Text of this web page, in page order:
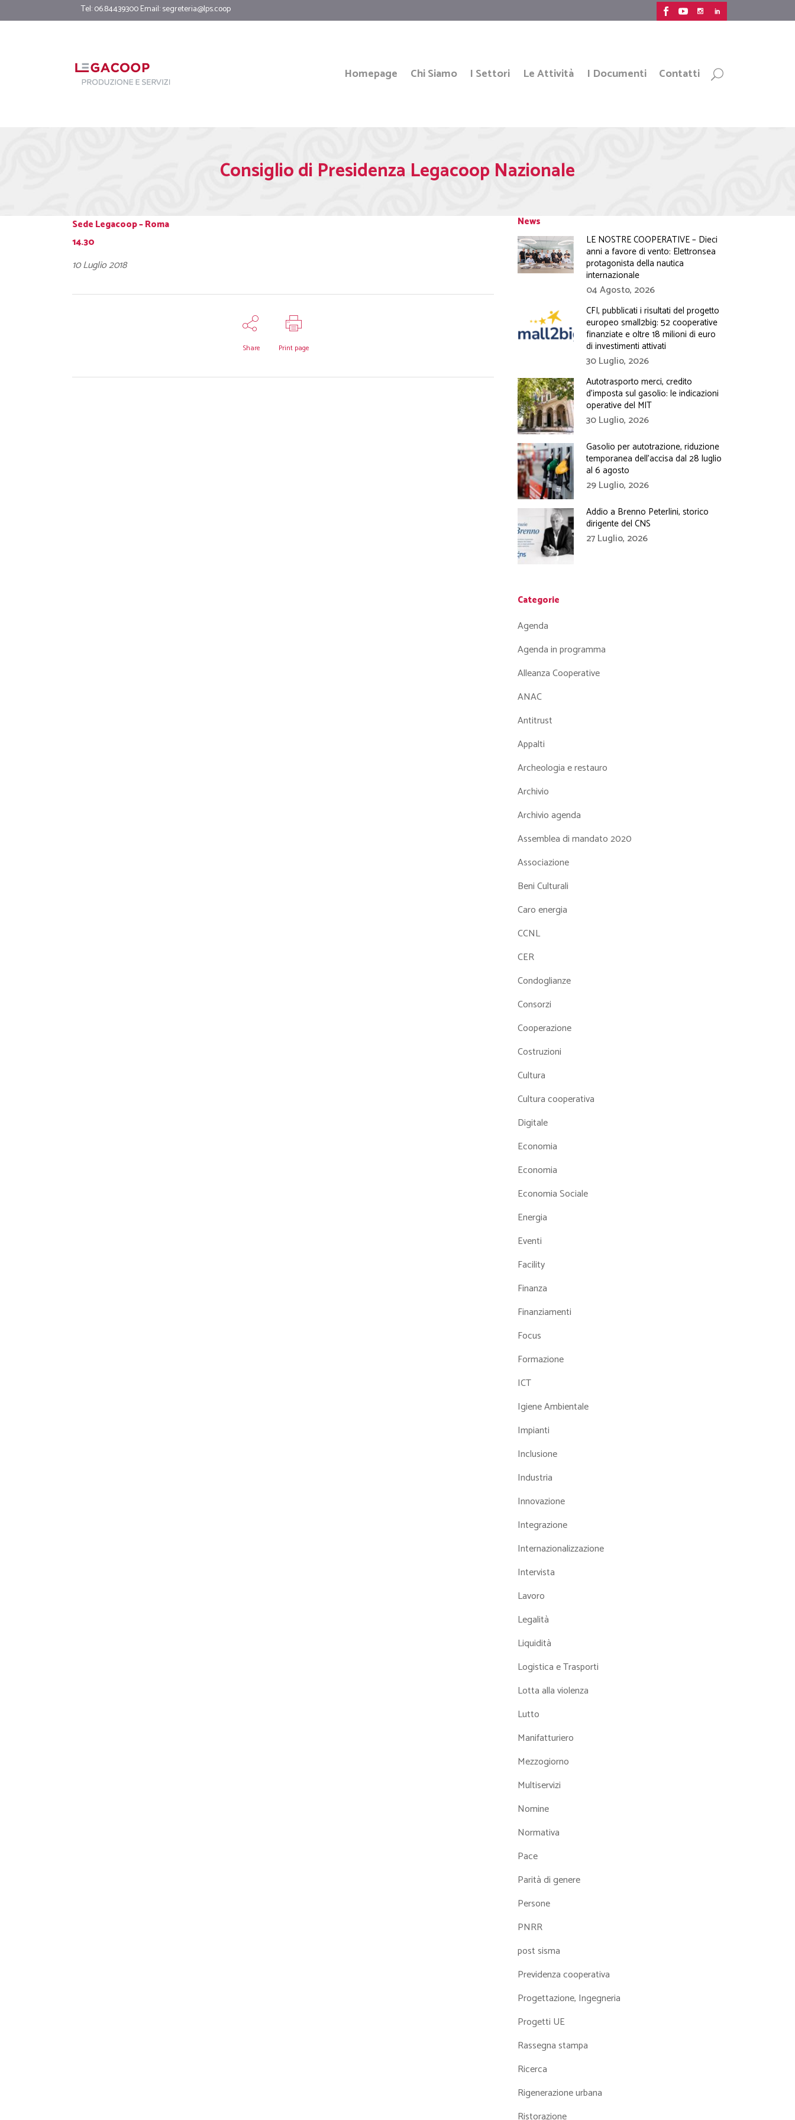
Tel: 06.84439300 Email:segreteria@lps.coop
Homepage Chi Siamo I Settori Le Attività I Documenti Contatti
Consiglio di Presidenza Legacoop Nazionale
Sede Legacoop – Roma
14.30
10 Luglio 2018
Share Print page
News
LE NOSTRE COOPERATIVE – Dieci
anni a favore di vento: Elettronsea
protagonista della nautica
internazionale
04 Agosto, 2026
CFI, pubblicati i risultati del progetto
europeo small2big: 52 cooperative
finanziate e oltre 18 milioni di euro
di investimenti attivati
30 Luglio, 2026
Autotrasporto merci, credito
d’imposta sul gasolio: le indicazioni
operative del MIT
30 Luglio, 2026
Gasolio per autotrazione, riduzione
temporanea dell’accisa dal 28 luglio
al 6 agosto
29 Luglio, 2026
Addio a Brenno Peterlini, storico
dirigente del CNS
27 Luglio, 2026
Categorie
Agenda
Agenda in programma
Alleanza Cooperative
ANAC
Antitrust
Appalti
Archeologia e restauro
Archivio
Archivio agenda
Assemblea di mandato 2020
Associazione
Beni Culturali
Caro energia
CCNL
CER
Condoglianze
Consorzi
Cooperazione
Costruzioni
Cultura
Cultura cooperativa
Digitale
Economia
Economia
Economia Sociale
Energia
Eventi
Facility
Finanza
Finanziamenti
Focus
Formazione
ICT
Igiene Ambientale
Impianti
Inclusione
Industria
Innovazione
Integrazione
Internazionalizzazione
Intervista
Lavoro
Legalità
Liquidità
Logistica e Trasporti
Lotta alla violenza
Lutto
Manifatturiero
Mezzogiorno
Multiservizi
Nomine
Normativa
Pace
Parità di genere
Persone
PNRR
post sisma
Previdenza cooperativa
Progettazione, Ingegneria
Progetti UE
Rassegna stampa
Ricerca
Rigenerazione urbana
Ristorazione